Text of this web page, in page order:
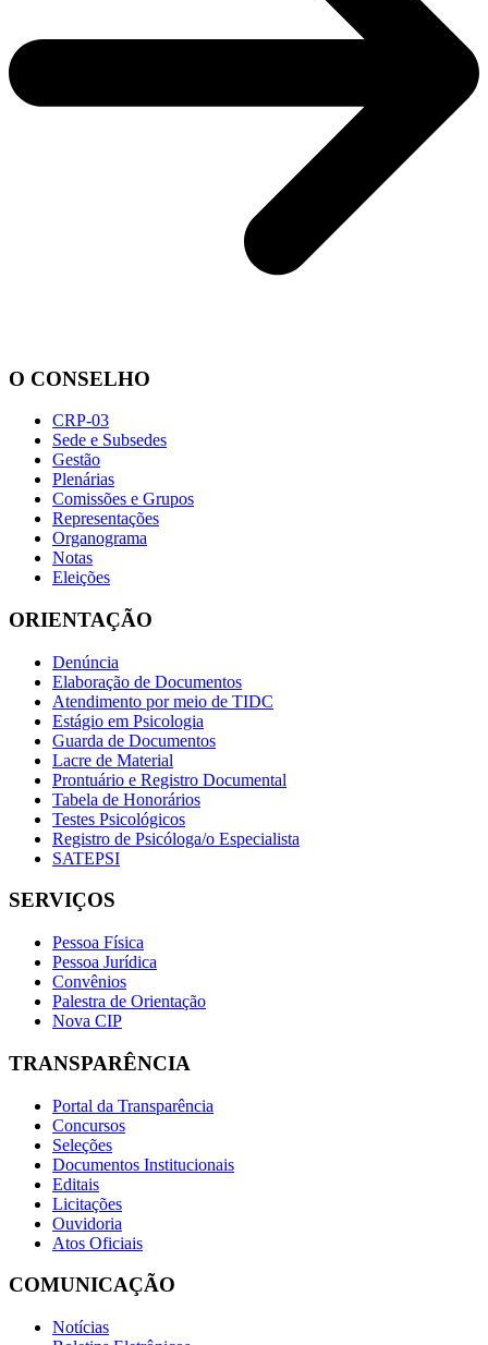
O CONSELHO
CRP-03
Sede e Subsedes
Gestão
Plenárias
Comissões e Grupos
Representações
Organograma
Notas
Eleições
ORIENTAÇÃO
Denúncia
Elaboração de Documentos
Atendimento por meio de TIDC
Estágio em Psicologia
Guarda de Documentos
Lacre de Material
Prontuário e Registro Documental
Tabela de Honorários
Testes Psicológicos
Registro de Psicóloga/o Especialista
SATEPSI
SERVIÇOS
Pessoa Física
Pessoa Jurídica
Convênios
Palestra de Orientação
Nova CIP
TRANSPARÊNCIA
Portal da Transparência
Concursos
Seleções
Documentos Institucionais
Editais
Licitações
Ouvidoria
Atos Oficiais
COMUNICAÇÃO
Notícias